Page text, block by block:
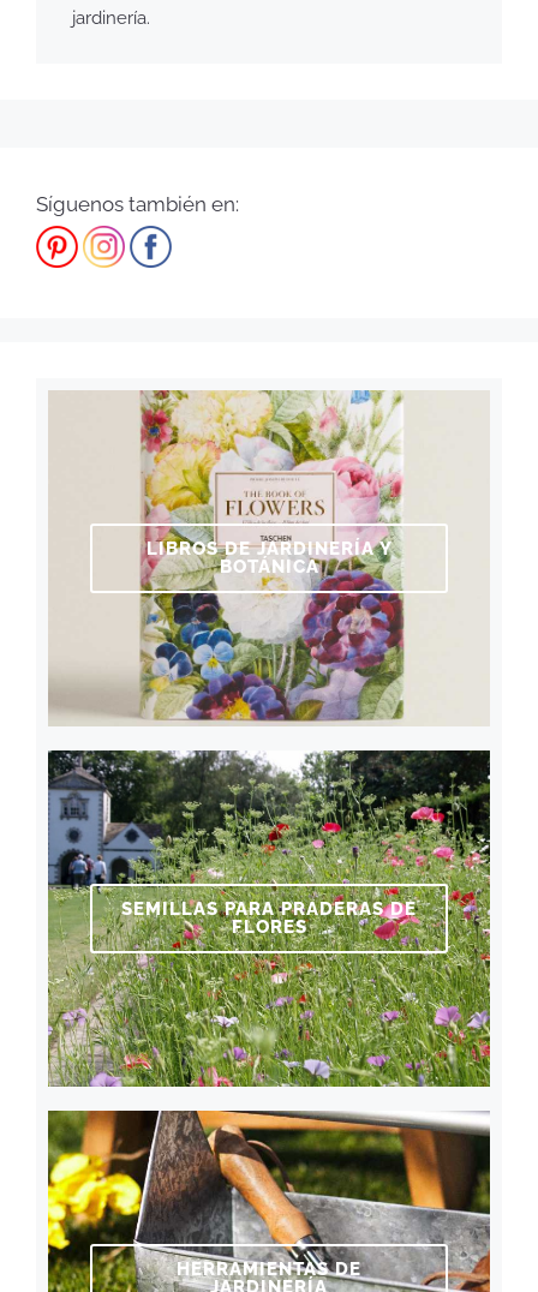
jardinería.
Síguenos también en:
LIBROS DE JARDINERÍA Y
BOTÁNICA
SEMILLAS PARA PRADERAS DE
FLORES
HERRAMIENTAS DE
JARDINERÍA